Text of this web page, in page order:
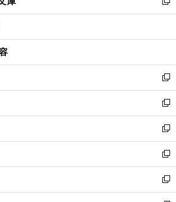
開
ウ
開
ィ
ン
ウ
開
く
い
ウ
ン
ウ
で
開
く
新
し
ウ
ン
ド
ウ
で
開
く
新
し
い
ウ
ィ
ン
ド
ウ
で
開
新
し
い
ウ
ィ
ン
ド
ウ
新
し
い
ウ
ィ
ン
新
し
い
ウ
新
し